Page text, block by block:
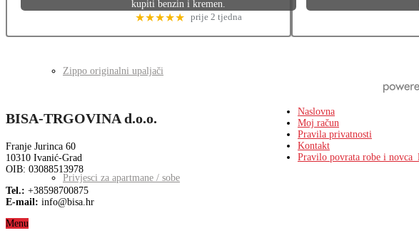
Zippo originalni upaljači
Privjesci za apartmane / sobe
kupiti benzin i kremen.
★★★★★ prije 2 tjedna
BISA-TRGOVINA d.o.o.
Franje Jurinca 60
10310 Ivanić-Grad
OIB: 03088513978
Tel.: +38598700875
E-mail: info@bisa.hr
Naslovna
Moj račun
Pravila privatnosti
Kontakt
Pravilo povrata robe i
Menu